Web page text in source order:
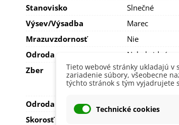
Stanovisko
Slnečné
Výsev/výsadba
Marec
Mrazuvzdornosť
Nie
Odroda
Nehybridná
Zber
August
Júl
September
Odroda Cukety
Krovitá
Skorosť Odrody
Tieto webové stránky ukladajú v
zariadenie súbory, všeobecne
týchto stránok s tým vyjadrujete
Technické cookies